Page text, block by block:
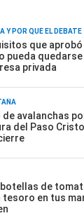
Y POR QUÉ EL DEBATE
que
pueda
privada
de avalanchas
del Paso
de
tesoro en tus